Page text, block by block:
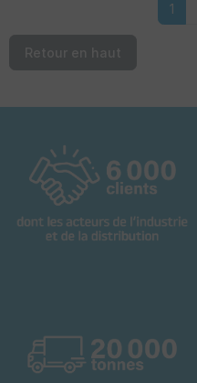
1
Retour en haut